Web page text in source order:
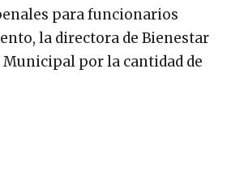
para funcionarios
la directora de Bienestar
por la cantidad de